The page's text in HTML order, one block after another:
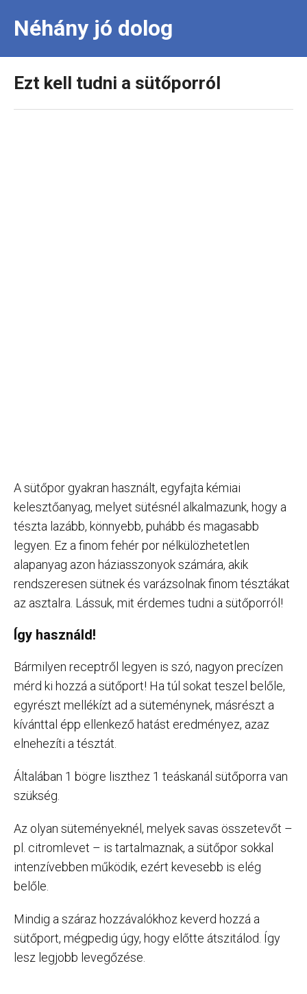
Néhány jó dolog
Ezt kell tudni a sütőporról
A sütőpor gyakran használt, egyfajta kémiai
kelesztőanyag, melyet sütésnél alkalmazunk, hogy a
tészta lazább, könnyebb, puhább és magasabb
legyen. Ez a finom fehér por nélkülözhetetlen
alapanyag azon háziasszonyok számára, akik
rendszeresen sütnek és varázsolnak finom tésztákat
az asztalra. Lássuk, mit érdemes tudni a sütőporról!
Így használd!
Bármilyen receptről legyen is szó, nagyon precízen
mérd ki hozzá a sütőport! Ha túl sokat teszel belőle,
egyrészt mellékízt ad a süteménynek, másrészt a
kívánttal épp ellenkező hatást eredményez, azaz
elnehezíti a tésztát.
Általában 1 bögre liszthez 1 teáskanál sütőporra van
szükség.
Az olyan süteményeknél, melyek savas összetevőt –
pl. citromlevet – is tartalmaznak, a sütőpor sokkal
intenzívebben működik, ezért kevesebb is elég
belőle.
Mindig a száraz hozzávalókhoz keverd hozzá a
sütőport, mégpedig úgy, hogy előtte átszitálod. Így
lesz legjobb levegőzése.